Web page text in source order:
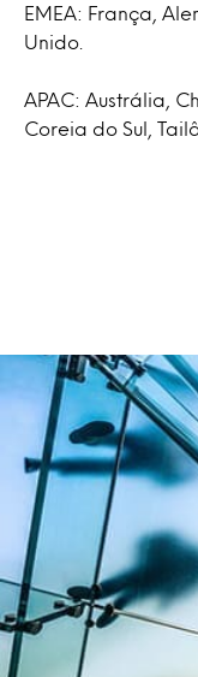
EMEA: França,
Unido.
APAC: Austrália,
Coreia do Sul,